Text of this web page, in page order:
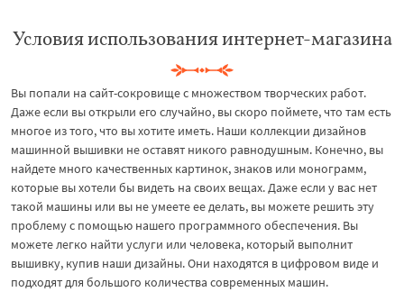
Условия использования интернет-магазина
Вы попали на сайт-сокровище с множеством творческих работ.
Даже если вы открыли его случайно, вы скоро поймете, что там есть
многое из того, что вы хотите иметь. Наши коллекции дизайнов
машинной вышивки не оставят никого равнодушным. Конечно, вы
найдете много качественных картинок, знаков или монограмм,
которые вы хотели бы видеть на своих вещах. Даже если у вас нет
такой машины или вы не умеете ее делать, вы можете решить эту
проблему с помощью нашего программного обеспечения. Вы
можете легко найти услуги или человека, который выполнит
вышивку, купив наши дизайны. Они находятся в цифровом виде и
подходят для большого количества современных машин.